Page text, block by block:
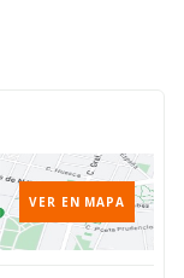
VER EN MAPA